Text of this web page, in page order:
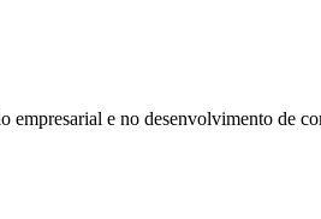
e no desenvolvimento de